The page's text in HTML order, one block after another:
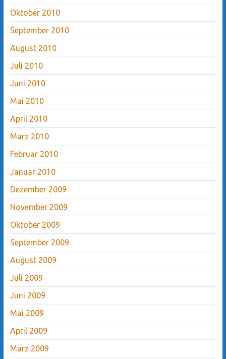
Oktober 2010
September 2010
August 2010
Juli 2010
Juni 2010
Mai 2010
April 2010
März 2010
Februar 2010
Januar 2010
Dezember 2009
November 2009
Oktober 2009
September 2009
August 2009
Juli 2009
Juni 2009
Mai 2009
April 2009
März 2009